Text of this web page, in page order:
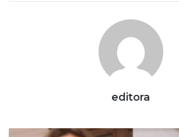
editora